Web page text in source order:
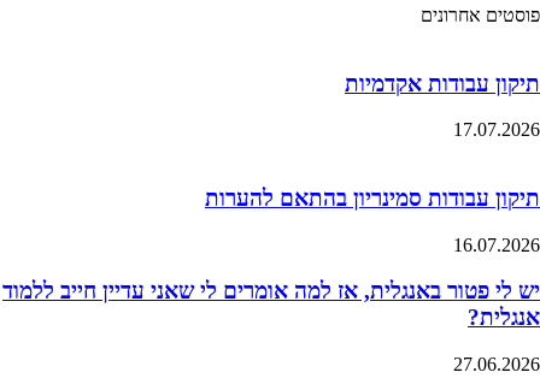
פוסטים אחרונים
תיקון עבודות אקדמיות
17.07.2026
תיקון עבודות סמינריון בהתאם להערות
16.07.2026
יש לי פטור באנגלית, אז למה אומרים לי שאני עדיין חייב ללמוד
אנגלית?
27.06.2026